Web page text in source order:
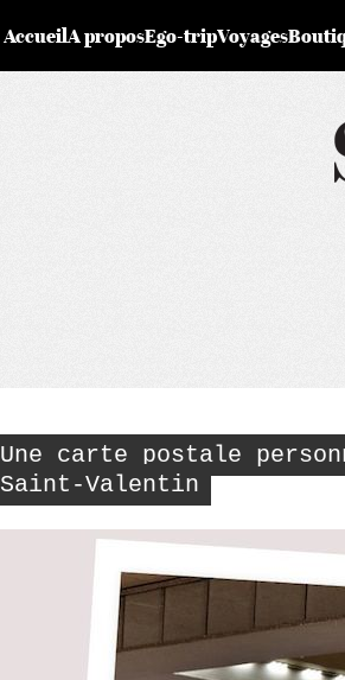
AccueilA proposEgo-tripVoyages
Une carte postale
Saint-Valentin